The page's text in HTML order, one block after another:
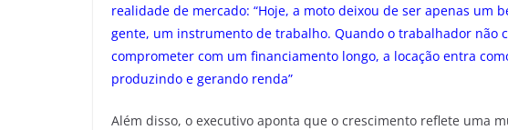
realidade de mercado: “Hoje, a moto deixou de ser apenas um
gente, um instrumento de trabalho. Quando o trabalhador não
comprometer com um financiamento longo, a locação entra
produzindo e gerando renda”
Além disso, o executivo aponta que o crescimento reflete uma